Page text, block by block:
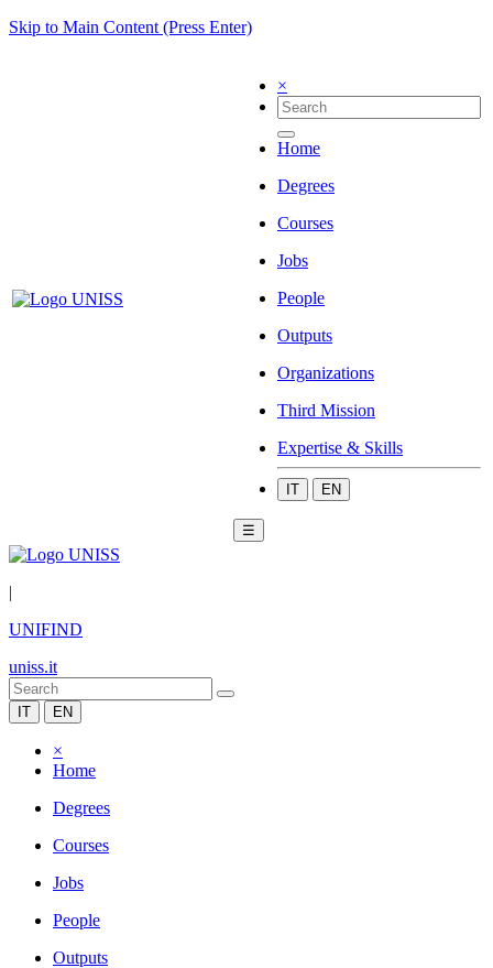
Skip to Main Content (Press Enter)
×
Home
Degrees
Courses
Jobs
People
Outputs
Organizations
Third Mission
Expertise & Skills
IT EN
☰
|
UNIFIND
uniss.it
IT EN
×
Home
Degrees
Courses
Jobs
People
Outputs